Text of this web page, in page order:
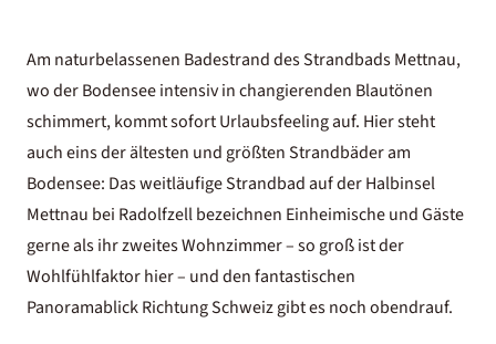
Am naturbelassenen Badestrand des Strandbads Mettnau,
wo der Bodensee intensiv in changierenden Blautönen
schimmert, kommt sofort Urlaubsfeeling auf. Hier steht
auch eins der ältesten und größten Strandbäder am
Bodensee: Das weitläufige Strandbad auf der Halbinsel
Mettnau bei Radolfzell bezeichnen Einheimische und Gäste
gerne als ihr zweites Wohnzimmer – so groß ist der
Wohlfühlfaktor hier – und den fantastischen
Panoramablick Richtung Schweiz gibt es noch obendrauf.